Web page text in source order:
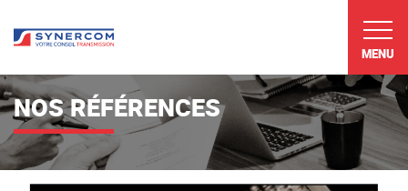
MENU
NOS RÉFÉRENCES